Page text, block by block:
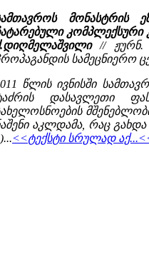
მონასტრის
კომპლექსური
// ჟურნ.
სამეცნიერო
წლის ივნისში
დასავლეთი
აკლდამა, რაც
<<ტექსტი სრულად